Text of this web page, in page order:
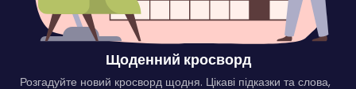
Щоденний кросворд
Розгадуйте новий кросворд щодня. Цікаві підказки та слова,